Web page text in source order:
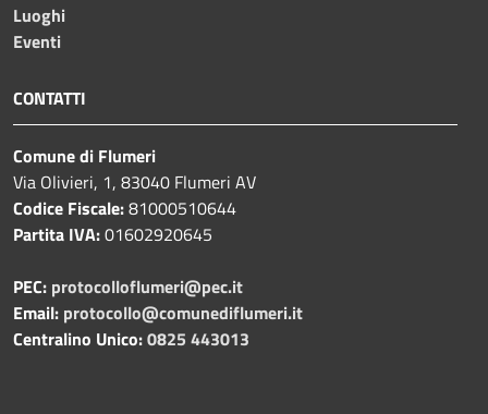
Luoghi
Eventi
CONTATTI
Comune di Flumeri
Via Olivieri, 1, 83040 Flumeri AV
Codice Fiscale:81000510644
Partita IVA:01602920645
PEC: protocolloflumeri@pec.it
Email: protocollo@comunediflumeri.it
Centralino Unico:0825 443013